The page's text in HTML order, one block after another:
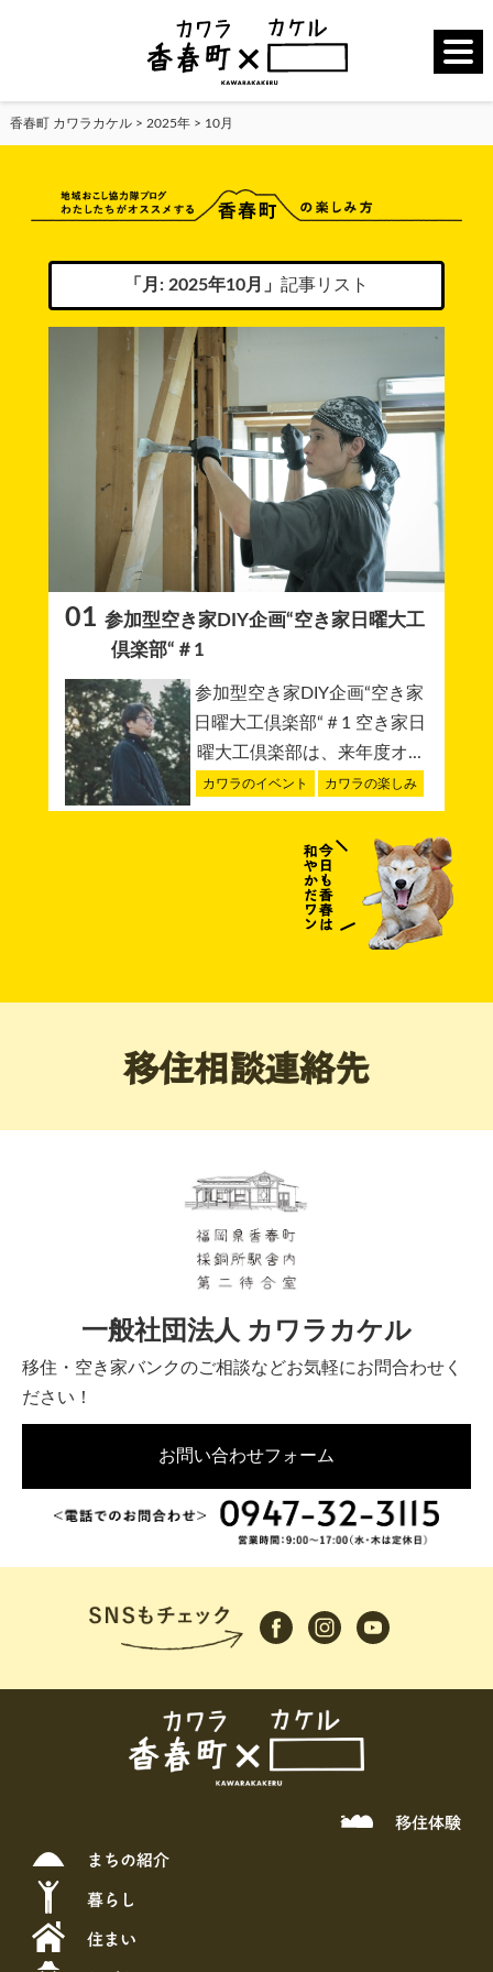
香春町 カワラカケル> 2025年> 10月
「月: 2025年10月 」 記事リスト
01 参加型空き家DIY企画“空き家日曜大工
倶楽部“＃1
参加型空き家DIY企画“空き家
日曜大工倶楽部“＃1 空き家日
曜大工倶楽部は、来年度オ...
カワラのイベント カワラの楽しみ
移住相談連絡先
一般社団法人 カワラカケル
移住・空き家バンクのご相談などお気軽にお問合わせく
ださい！
お問い合わせフォーム
移住体験
まちの紹介
暮らし
住まい